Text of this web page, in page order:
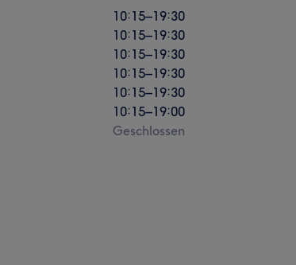
10:15–19:30
10:15–19:30
10:15–19:30
10:15–19:30
10:15–19:30
10:15–19:00
Geschlossen